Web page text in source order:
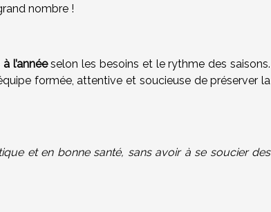
nombre !
l’annéeselon les besoins et le rythme des saisons.
formée, attentive et soucieuse de préserver la
et en bonne santé, sans avoir à se soucier des